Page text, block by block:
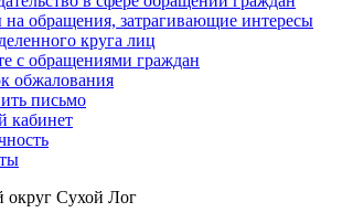
обращения, затрагивающие интересы
круга лиц
с обращениями граждан
обжалования
письмо
кабинет
Сухой Лог